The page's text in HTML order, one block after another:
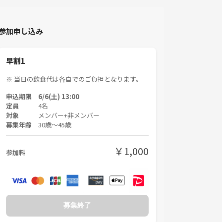
加申し込み
早割1
※ 当日の飲食代は各自でのご負担となります。
申込期限 6/6(土) 13:00
定員 4名
対象 メンバー+非メンバー
募集年齢 30歳〜45歳
参加料 ￥1,000
募集終了